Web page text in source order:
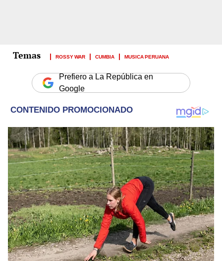
ROSSY WAR CUMBIA MUSICA PERUANA
Prefiero a La República en
Google